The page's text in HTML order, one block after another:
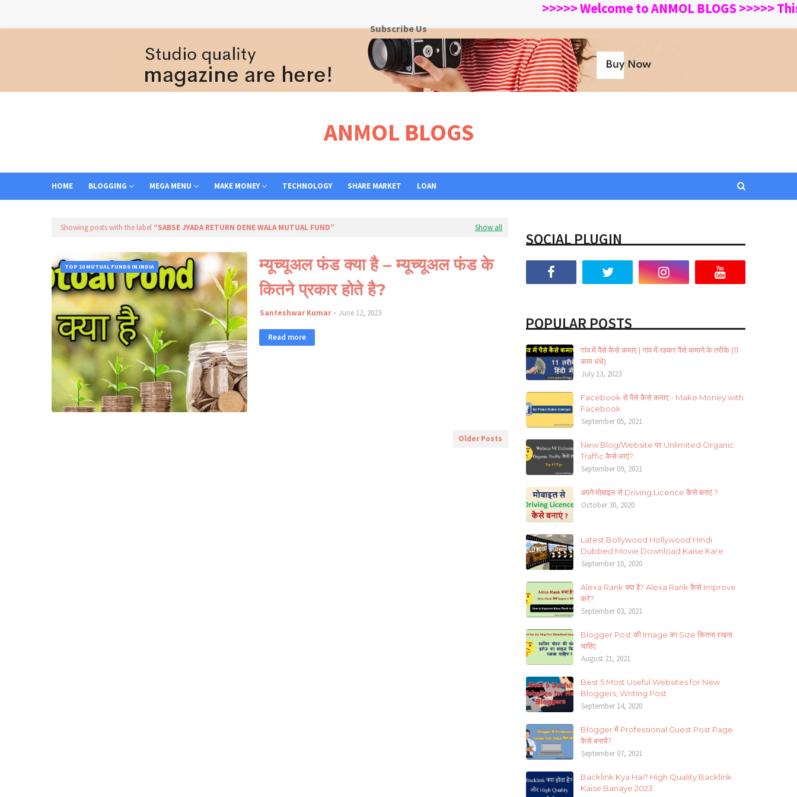
>>>>> Welcome to ANMOL BLOGS >>>>> This
Subscribe Us
ANMOL BLOGS
HOME BLOGGING MEGA MENU MAKE MONEY TECHNOLOGY SHARE MARKET LOAN
Showing posts with the label SABSE JYADA RETURN DENE WALA MUTUAL FUND Show all
TOP 10 MUTUAL FUNDS IN INDIA
म्यूच्यूअल फंड क्या है – म्यूच्यूअल फंड के
कितने प्रकार होते है?
Santeshwar Kumar June 12, 2023
Read more
Older Posts
SOCIAL PLUGIN
POPULAR POSTS
गांव में पैसे कैसे कमाए | गांव में रहकर पैसे कमाने के तरीके (11
काम धंधे)
July 13, 2023
Facebook से पैसे कैसे कमाए - Make Money with
Facebook
September 05, 2021
New Blog/Website पर Unlimited Organic
Traffic कैसे लाएं?
September 09, 2021
अपने मोबाइल से Driving Licence कैसे बनाएं ?
October 30, 2020
Latest Bollywood Hollywood Hindi
Dubbed Movie Download Kaise Kare
September 10, 2020
Alexa Rank क्या है? Alexa Rank कैसे Improve
करे?
September 03, 2021
Blogger Post की Image का Size कितना रखना
चाहिए
August 21, 2021
Best 5 Most Useful Websites for New
Bloggers, Writing Post
September 14, 2020
Blogger में Professional Guest Post Page
कैसे बनायें?
September 07, 2021
Backlink Kya Hai? High Quality Backlink
Kaise Banaye 2023